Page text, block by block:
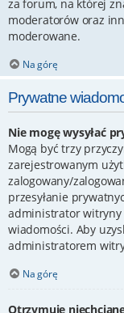
za forum, na której
moderatorów oraz
moderowane.
Na górę
Prywatne
Nie mogę wysyłać
Mogą być trzy
zarejestrowanym
zalogowany/
przesyłanie
administrator witryny
wiadomości. Aby
administratorem
Na górę
Otrzymuję